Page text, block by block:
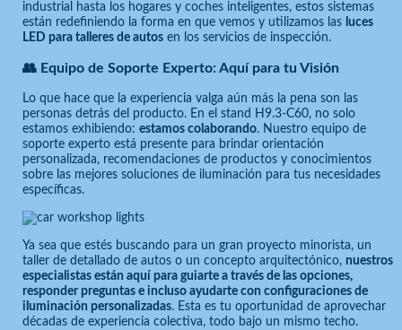
industrial hasta los hogares y coches inteligentes, estos sistemas
están redefiniendo la forma en que vemos y utilizamos las luces
LED para talleres de autosen los servicios de inspección.
👥 Equipo de Soporte Experto: Aquí para tu Visión
Lo que hace que la experiencia valga aún más la pena son las
personas detrás del producto. En el stand H9.3-C60, no solo
estamos exhibiendo: estamos colaborando. Nuestro equipo de
soporte experto está presente para brindar orientación
personalizada, recomendaciones de productos y conocimientos
sobre las mejores soluciones de iluminación para tus necesidades
específicas.
Ya sea que estés buscando para un gran proyecto minorista, un
taller de detallado de autos o un concepto arquitectónico, nuestros
especialistas están aquí para guiarte a través de las opciones,
responder preguntas e incluso ayudarte con configuraciones de
iluminación personalizadas. Esta es tu oportunidad de aprovechar
décadas de experiencia colectiva, todo bajo un mismo techo.